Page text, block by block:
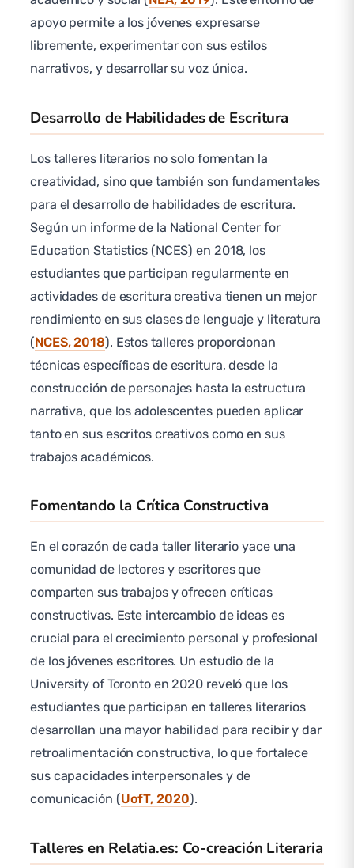
apoyo permite a los jóvenes expresarse
libremente, experimentar con sus estilos
narrativos, y desarrollar su voz única.
Desarrollo de Habilidades de Escritura
Los talleres literarios no solo fomentan la
creatividad, sino que también son fundamentales
para el desarrollo de habilidades de escritura.
Según un informe de la National Center for
Education Statistics (NCES) en 2018, los
estudiantes que participan regularmente en
actividades de escritura creativa tienen un mejor
rendimiento en sus clases de lenguaje y literatura
(NCES, 2018). Estos talleres proporcionan
técnicas específicas de escritura, desde la
construcción de personajes hasta la estructura
narrativa, que los adolescentes pueden aplicar
tanto en sus escritos creativos como en sus
trabajos académicos.
Fomentando la Crítica Constructiva
En el corazón de cada taller literario yace una
comunidad de lectores y escritores que
comparten sus trabajos y ofrecen críticas
constructivas. Este intercambio de ideas es
crucial para el crecimiento personal y profesional
de los jóvenes escritores. Un estudio de la
University of Toronto en 2020 reveló que los
estudiantes que participan en talleres literarios
desarrollan una mayor habilidad para recibir y dar
retroalimentación constructiva, lo que fortalece
sus capacidades interpersonales y de
comunicación (UofT, 2020).
Talleres en Relatia.es: Co-creación Literaria